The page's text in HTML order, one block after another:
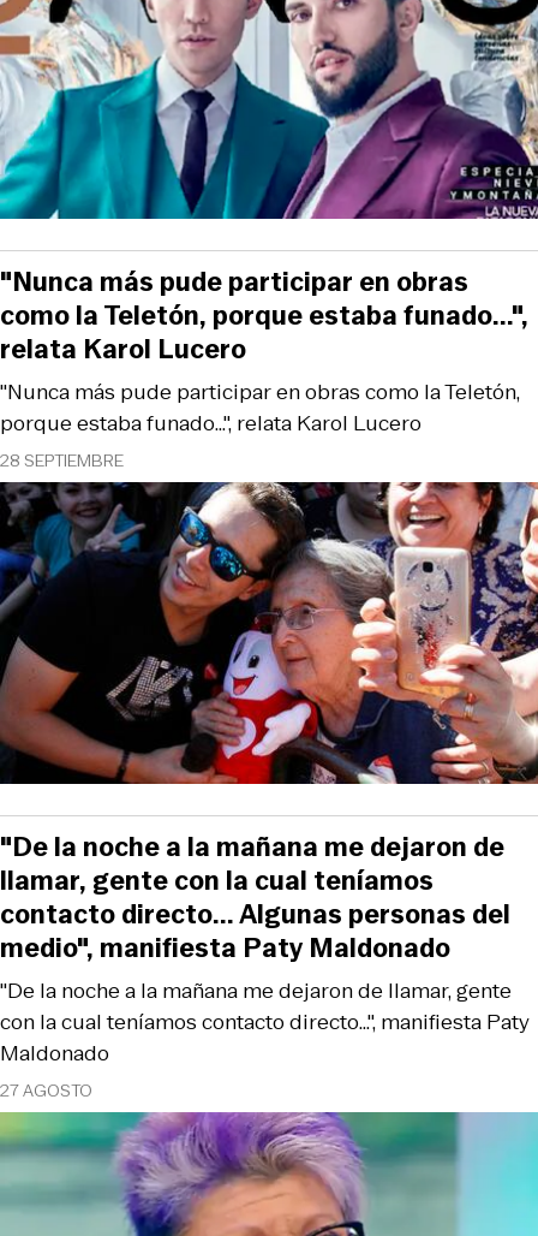
28 SEPTIEMBRE
"Nunca más pude participar en obras como la Teletón,
porque estaba funado...", relata Karol Lucero
"Nunca más pude participar en obras
como la Teletón, porque estaba funado...",
relata Karol Lucero
27 AGOSTO
"De la noche a la mañana me dejaron de llamar, gente
con la cual teníamos contacto directo...", manifiesta Paty
Maldonado
"De la noche a la mañana me dejaron de
llamar, gente con la cual teníamos
contacto directo... Algunas personas del
medio", manifiesta Paty Maldonado